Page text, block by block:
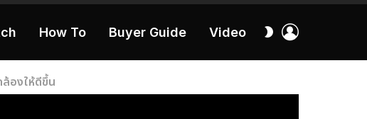
How To Buyer Guide Video
สลับ
องให้ดีขึ้น